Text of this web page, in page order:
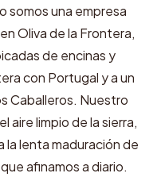
somos una empresa
Oliva de la Frontera,
de encinas y
con Portugal y a un
Caballeros. Nuestro
aire limpio de la sierra,
la lenta maduración de
afinamos a diario.